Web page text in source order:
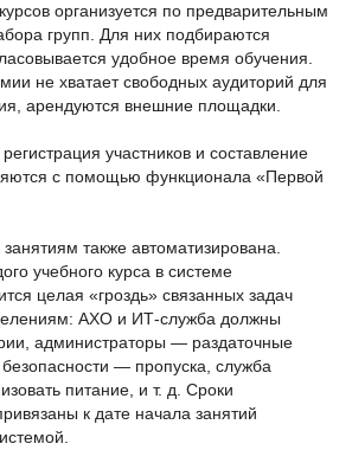
организуется по предварительным
групп. Для них подбираются
удобное время обучения.
не хватает свободных аудиторий для
арендуются внешние площадки.
участников и составление
с помощью функционала «Первой
также автоматизирована.
учебного курса в системе
целая «гроздь» связанных задач
АХО и ИТ-служба должны
администраторы — раздаточные
— пропуска, служба
питание, и т. д. Сроки
к дате начала занятий